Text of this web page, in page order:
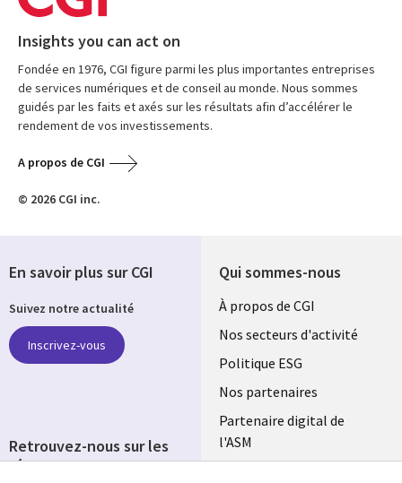
Insights you can act on
Fondée en 1976, CGI figure parmi les plus importantes entreprises
de services numériques et de conseil au monde. Nous sommes
guidés par les faits et axés sur les résultats afin d’accélérer le
rendement de vos investissements.
A propos de CGI
© 2026 CGI inc.
Qui sommes-nous
Useful
links
FRANCE
À propos de CGI
Nos secteurs d'activité
Politique ESG
Nos partenaires
Partenaire digital de
l'ASM
En savoir plus sur CGI
Suivez notre actualité
Inscrivez-vous
Retrouvez-nous sur les
réseaux